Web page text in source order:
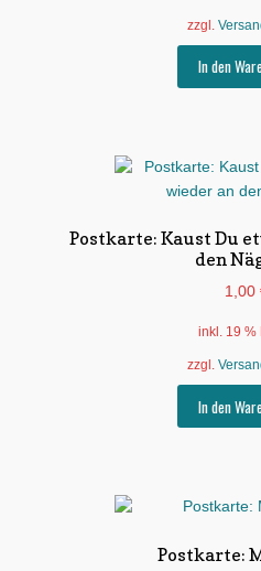
zzgl.
In den
Postkarte: Kaust Du
den
1,00
inkl. 19 %
zzgl.
In den
Postkarte: